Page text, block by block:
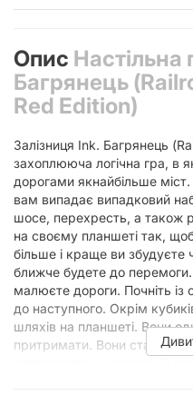
Опис Настільна
Багрянець
Red Edition)
Залізниця Ink. Багрянець
захоплююча логічна гра, в
дорогами якнайбільше
вам випадає випадковий
шосе, перехресть, а також
на своєму планшеті так,
більше і краще ви збудуєте
ближче будете до
малюєте дороги. Почніть із
до наступного. Окрім
шляхів на планшеті. Вони
притримати. Вони стануть